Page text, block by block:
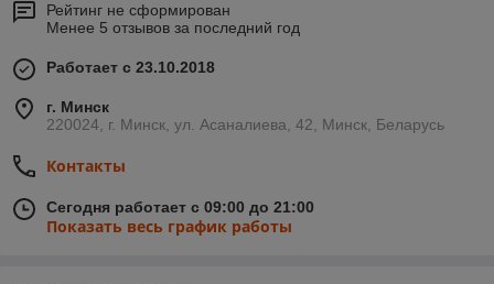
Рейтинг не сформирован
Менее 5 отзывов за последний год
Работает с 23.10.2018
г. Минск
220024, г. Минск, ул. Асаналиева, 42, Минск, Беларусь
Контакты
Сегодня работает с 09:00 до 21:00
Показать весь график работы